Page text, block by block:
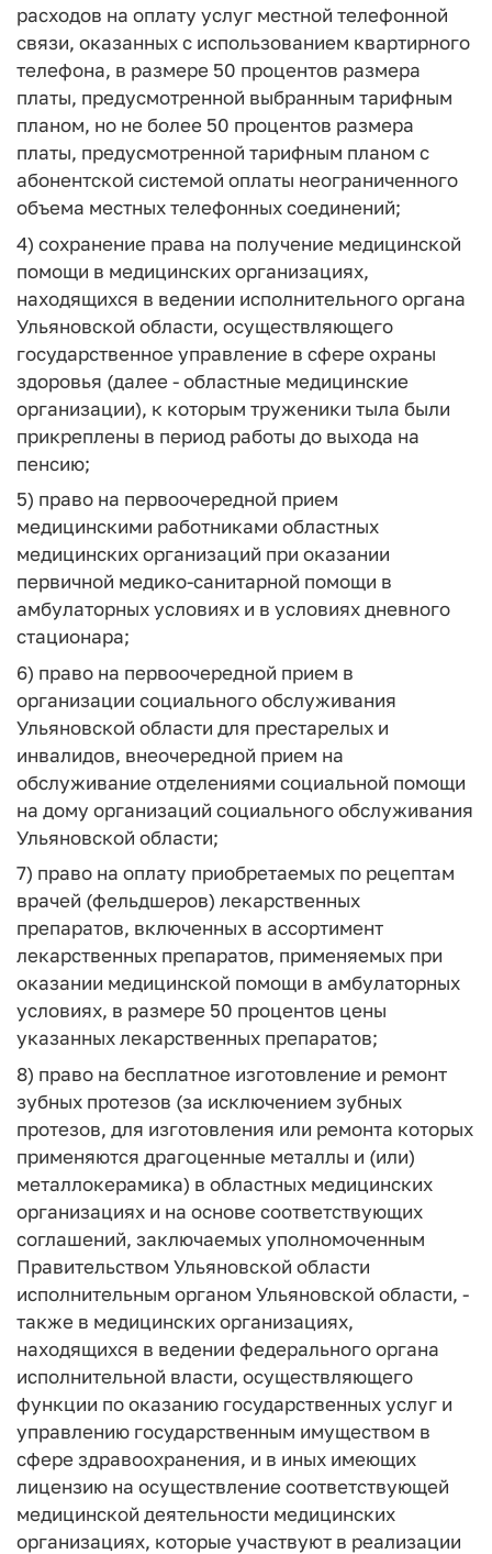
расходов на оплату услуг местной телефонной
связи, оказанных с использованием квартирного
телефона, в размере 50 процентов размера
платы, предусмотренной выбранным тарифным
планом, но не более 50 процентов размера
платы, предусмотренной тарифным планом с
абонентской системой оплаты неограниченного
объема местных телефонных соединений;
4) сохранение права на получение медицинской
помощи в медицинских организациях,
находящихся в ведении исполнительного органа
Ульяновской области, осуществляющего
государственное управление в сфере охраны
здоровья (далее - областные медицинские
организации), к которым труженики тыла были
прикреплены в период работы до выхода на
пенсию;
5) право на первоочередной прием
медицинскими работниками областных
медицинских организаций при оказании
первичной медико-санитарной помощи в
амбулаторных условиях и в условиях дневного
стационара;
6) право на первоочередной прием в
организации социального обслуживания
Ульяновской области для престарелых и
инвалидов, внеочередной прием на
обслуживание отделениями социальной помощи
на дому организаций социального обслуживания
Ульяновской области;
7) право на оплату приобретаемых по рецептам
врачей (фельдшеров) лекарственных
препаратов, включенных в ассортимент
лекарственных препаратов, применяемых при
оказании медицинской помощи в амбулаторных
условиях, в размере 50 процентов цены
указанных лекарственных препаратов;
8) право на бесплатное изготовление и ремонт
зубных протезов (за исключением зубных
протезов, для изготовления или ремонта которых
применяются драгоценные металлы и (или)
металлокерамика) в областных медицинских
организациях и на основе соответствующих
соглашений, заключаемых уполномоченным
Правительством Ульяновской области
исполнительным органом Ульяновской области, -
также в медицинских организациях,
находящихся в ведении федерального органа
исполнительной власти, осуществляющего
функции по оказанию государственных услуг и
управлению государственным имуществом в
сфере здравоохранения, и в иных имеющих
лицензию на осуществление соответствующей
медицинской деятельности медицинских
организациях, которые участвуют в реализации